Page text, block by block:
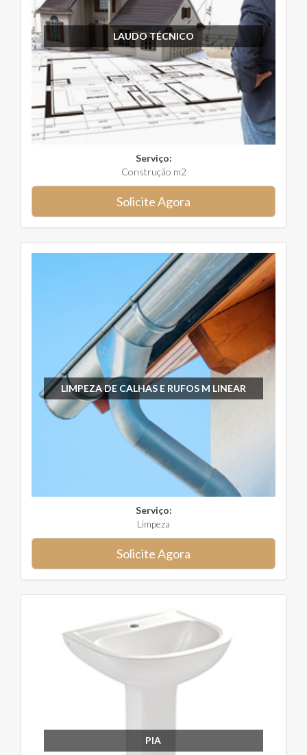
LAUDO TÉCNICO
Serviço:
Construção m2
Solicite Agora
LIMPEZA DE CALHAS E RUFOS M LINEAR
Serviço:
Limpeza
Solicite Agora
PIA